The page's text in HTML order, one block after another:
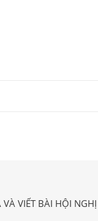
VIẾT BÀI HỘI